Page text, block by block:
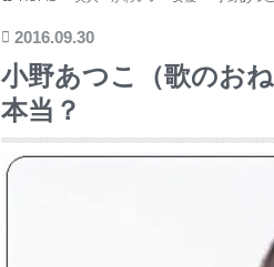
2016.09.30
小野あつこ（歌のお
本当？